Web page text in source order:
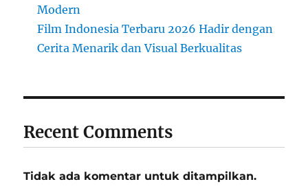
Modern
Film Indonesia Terbaru 2026 Hadir dengan
Cerita Menarik dan Visual Berkualitas
Recent Comments
Tidak ada komentar untuk ditampilkan.